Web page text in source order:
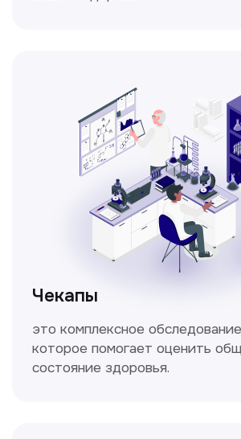
Метод исследования функции внешнего
дыхания, включающий в себя измерение
объёмных и скоростных показателей